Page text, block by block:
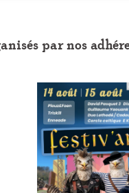
08-Son ar
10-La
11-Disul
12-Ar
13-
14-Dek
par nos